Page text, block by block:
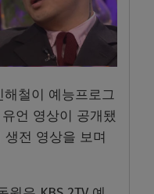
철이 예능프로그
언 영상이 공개됐
전 영상을 보며